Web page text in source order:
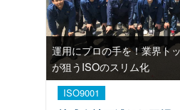
運用にプロの手を！業界ト
が狙うISOのスリム化
ISO9001